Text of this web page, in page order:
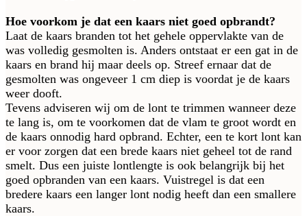
Hoe voorkom je dat een kaars niet goed opbrandt?
Laat de kaars branden tot het gehele oppervlakte van de
was volledig gesmolten is. Anders ontstaat er een gat in de
kaars en brand hij maar deels op. Streef ernaar dat de
gesmolten was ongeveer 1 cm diep is voordat je de kaars
weer dooft.
Tevens adviseren wij om de lont te trimmen wanneer deze
te lang is, om te voorkomen dat de vlam te groot wordt en
de kaars onnodig hard opbrand. Echter, een te kort lont kan
er voor zorgen dat een brede kaars niet geheel tot de rand
smelt. Dus een juiste lontlengte is ook belangrijk bij het
goed opbranden van een kaars. Vuistregel is dat een
bredere kaars een langer lont nodig heeft dan een smallere
kaars.